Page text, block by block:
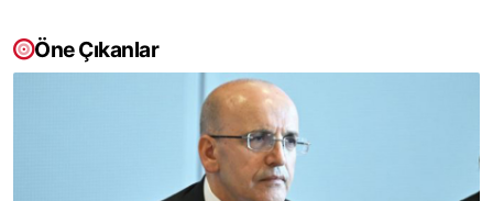
Öne Çıkanlar